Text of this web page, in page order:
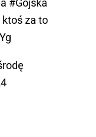
#Gójska
ktoś za to